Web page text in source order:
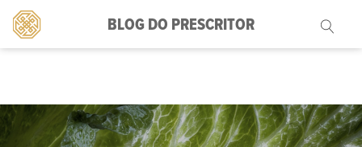
BLOG DO PRESCRITOR
Pesquisar
por: